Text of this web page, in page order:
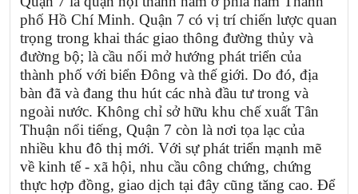
phố Hồ Chí Minh. Quận 7 có vị trí chiến lược quan
trọng trong khai thác giao thông đường thủy và
đường bộ; là cầu nối mở hướng phát triển của
thành phố với biển Đông và thế giới. Do đó, địa
bàn đã và đang thu hút các nhà đầu tư trong và
ngoài nước. Không chỉ sở hữu khu chế xuất Tân
Thuận nổi tiếng, Quận 7 còn là nơi tọa lạc của
nhiều khu đô thị mới. Với sự phát triển mạnh mẽ
về kinh tế - xã hội, nhu cầu công chứng, chứng
thực hợp đồng, giao dịch tại đây cũng tăng cao. Để